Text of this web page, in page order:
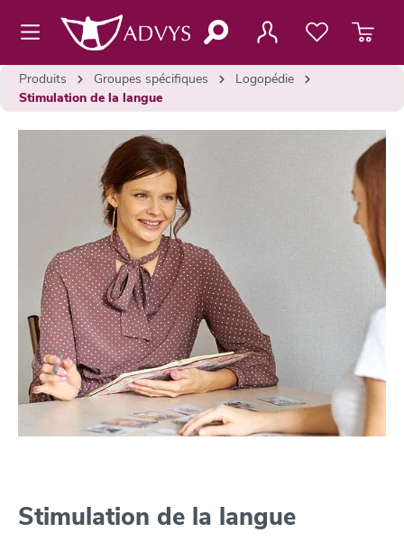
principal
Produits Groupes spécifiques
Logopédie
Stimulation de la langue
Stimulation de la langue